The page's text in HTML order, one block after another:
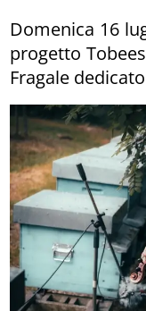
Domenica 16
progetto
Fragale